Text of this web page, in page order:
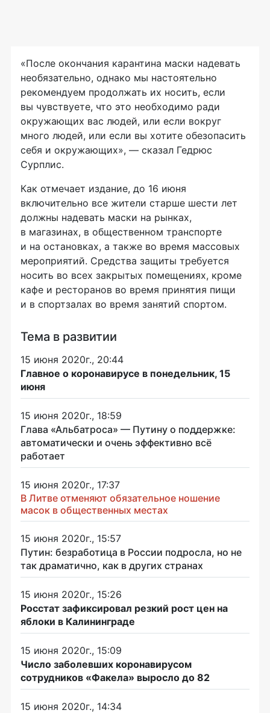
«После окончания карантина маски надевать
необязательно, однако мы настоятельно
рекомендуем продолжать их носить, если
вы чувствуете, что это необходимо ради
окружающих вас людей, или если вокруг
много людей, или если вы хотите обезопасить
себя и окружающих», — сказал Гедрюс
Сурплис.
Как отмечает издание, до 16 июня
включительно все жители старше шести лет
должны надевать маски на рынках,
в магазинах, в общественном транспорте
и на остановках, а также во время массовых
мероприятий. Средства защиты требуется
носить во всех закрытых помещениях, кроме
кафе и ресторанов во время принятия пищи
и в спортзалах во время занятий спортом.
Тема в развитии
15 июня 2020г., 20:44
Главное о коронавирусе в понедельник, 15
июня
15 июня 2020г., 18:59
Глава «Альбатроса» — Путину о поддержке:
автоматически и очень эффективно всё
работает
15 июня 2020г., 17:37
В Литве отменяют обязательное ношение
масок в общественных местах
15 июня 2020г., 15:57
Путин: безработица в России подросла, но не
так драматично, как в других странах
15 июня 2020г., 15:26
Росстат зафиксировал резкий рост цен на
яблоки в Калининграде
15 июня 2020г., 15:09
Число заболевших коронавирусом
сотрудников «Факела» выросло до 82
15 июня 2020г., 14:34